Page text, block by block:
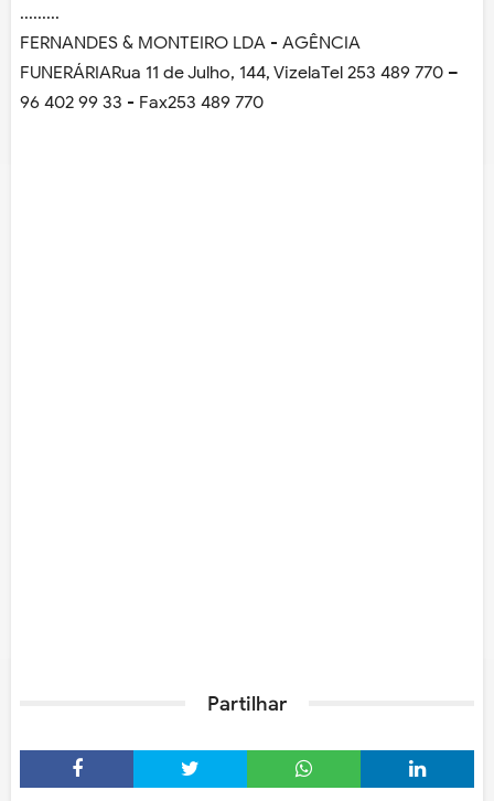
.........
FERNANDES & MONTEIRO LDA - AGÊNCIA
FUNERÁRIARua 11 de Julho, 144, VizelaTel 253 489 770 –
96 402 99 33 - Fax253 489 770
Partilhar